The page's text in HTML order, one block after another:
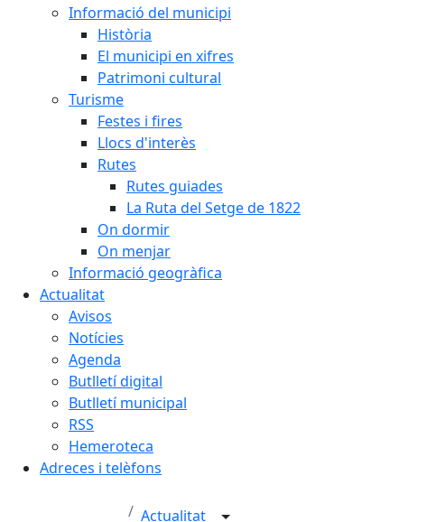
Informació del municipi
Història
El municipi en xifres
Patrimoni cultural
Turisme
Festes i fires
Llocs d'interès
Rutes
Rutes guiades
La Ruta del Setge de 1822
On dormir
On menjar
Informació geogràfica
Actualitat
Avisos
Notícies
Agenda
Butlletí digital
Butlletí municipal
RSS
Hemeroteca
Adreces i telèfons
Actualitat